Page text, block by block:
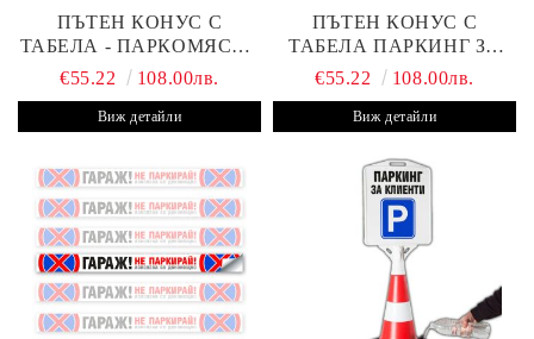
ПЪТЕН КОНУС С
ТАБЕЛА - ПАРКОМЯСТО
(С ВАШАТА ФИРМА)
€55.22 108.00лв.
Виж детайли
ПЪТЕН КОНУС С
ТАБЕЛА ПАРКИНГ ЗА
КЛИЕНТИ С ВАШ ТЕКСТ
€55.22 108.00лв.
Виж детайли